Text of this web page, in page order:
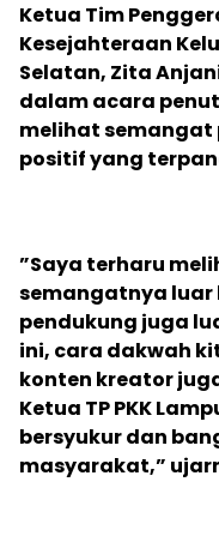
‎Ketua Tim
Kesejahteraan
Selatan, Zita
dalam acara
melihat semangat
positif yang
‎”Saya terharu
semangatnya luar
pendukung juga
ini, cara dakwah
konten kreator
Ketua TP PKK
bersyukur dan
masyarakat,”